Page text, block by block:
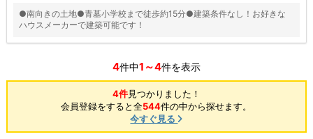
●南向きの土地●青墓小学校まで徒歩約15分●建築条件なし！お好きな
ハウスメーカーで建築可能です！
4件中1～4件を表示
4件見つかりました！
会員登録をすると全544件の中から探せます。
今すぐ見る